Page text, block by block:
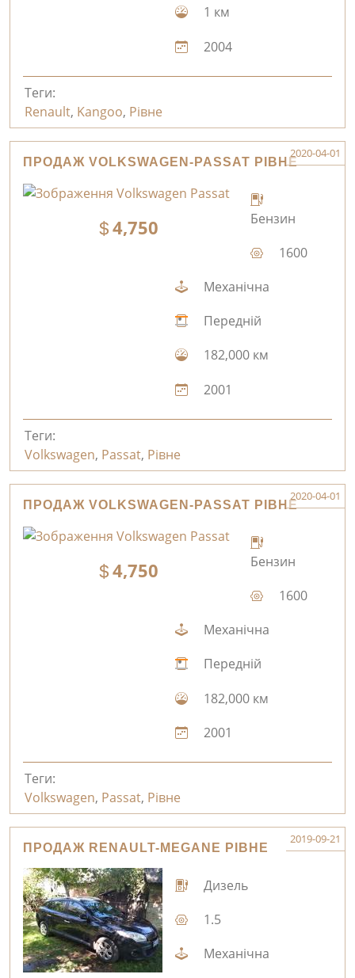
1 км
2004
Теги:
Renault, Kangoo, Рівне
ПРОДАЖ VOLKSWAGEN-PASSAT РІВНЕ
2020-04-01
4,750
Бензин
1600
Механічна
Передній
182,000 км
2001
Теги:
Volkswagen, Passat, Рівне
ПРОДАЖ VOLKSWAGEN-PASSAT РІВНЕ
2020-04-01
4,750
Бензин
1600
Механічна
Передній
182,000 км
2001
Теги:
Volkswagen, Passat, Рівне
ПРОДАЖ RENAULT-MEGANE РІВНЕ
2019-09-21
Дизель
1.5
Механічна